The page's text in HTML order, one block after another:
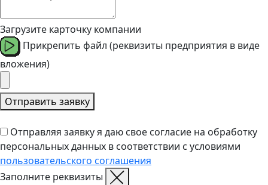
Загрузите карточку компании
Прикрепить файл (реквизиты предприятия в виде
вложения)
Отправить заявку
Отправляя заявку я даю свое согласие на обработку
персональных данных в соответствии с условиями
пользовательского соглашения
Заполните реквизиты